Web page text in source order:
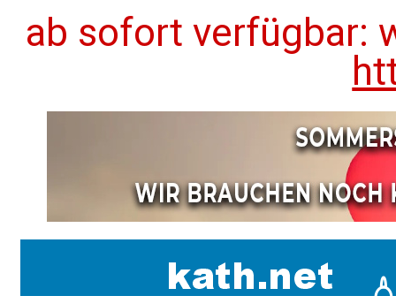
ab sofort verfügbar: